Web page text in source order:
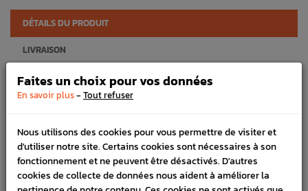
DÉTAILS DU PRODUIT
LIVRAISON
VÉHICULES COMPATIBLE
SCHÉMA CONSTRUCTEUR
Référence :1778
FICHE TECHNIQUE
Entretien
Filtration
Faites un choix pour vos données
En savoir plus- Tout refuser
Nous utilisons des cookies pour vous permettre de visiter et
d'utiliser notre site. Certains cookies sont nécessaires à son
fonctionnement et ne peuvent être désactivés. D'autres
cookies de collecte de données nous aident à améliorer la